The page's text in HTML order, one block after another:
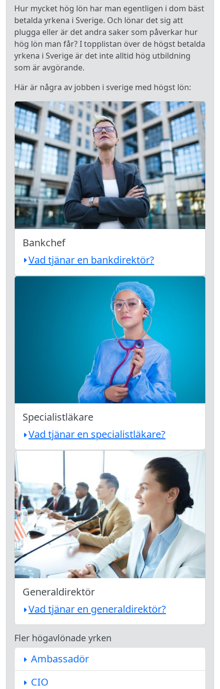
Hur mycket hög lön har man egentligen i dom bäst
betalda yrkena i Sverige. Och lönar det sig att
plugga eller är det andra saker som påverkar hur
hög lön man får? I topplistan över de högst betalda
yrkena i Sverige är det inte alltid hög utbildning
som är avgörande.
Här är några av jobben i sverige med högst lön:
Bankchef
Vad tjänar en bankdirektör?
Specialistläkare
Vad tjänar en specialistläkare?
Generaldirektör
Vad tjänar en generaldirektör?
Fler högavlönade yrken
Ambassadör
CIO